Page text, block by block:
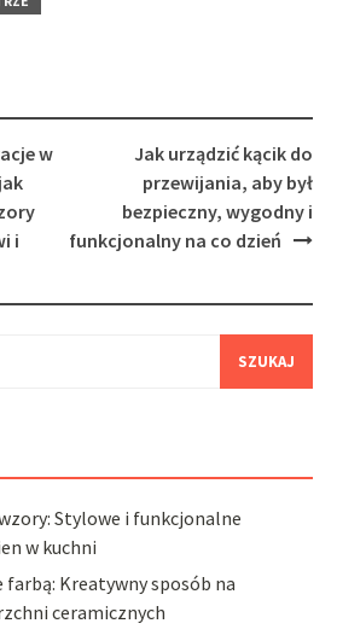
w
i
Jak urządzić kącik do
przewijania, aby był
bezpieczny, wygodny i
funkcjonalny na co dzień
Stylowe i funkcjonalne
w kuchni
farbą: Kreatywny sposób na
ceramicznych